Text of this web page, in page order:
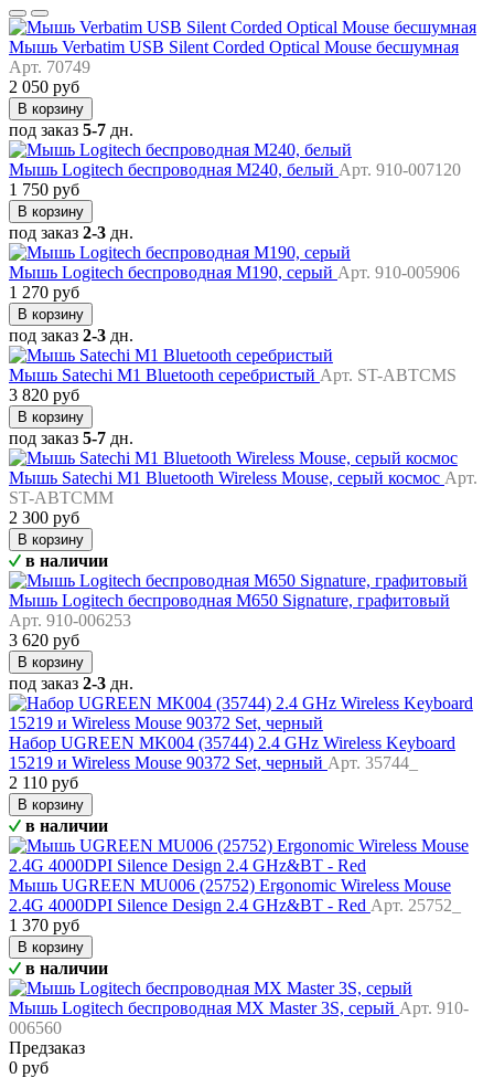
Мышь Verbatim USB Silent Corded Optical Mouse бесшумная
Арт. 70749
2 050 руб
В корзину
под заказ 5-7 дн.
Мышь Logitech беспроводная M240, белый Арт. 910-007120
1 750 руб
В корзину
под заказ 2-3 дн.
Мышь Logitech беспроводная M190, cерый Арт. 910-005906
1 270 руб
В корзину
под заказ 2-3 дн.
Мышь Satechi M1 Bluetooth серебристый Арт. ST-ABTCMS
3 820 руб
В корзину
под заказ 5-7 дн.
Мышь Satechi M1 Bluetooth Wireless Mouse, серый космос Арт.
ST-ABTCMM
2 300 руб
В корзину
в наличии
Мышь Logitech беспроводная M650 Signature, графитовый
Арт. 910-006253
3 620 руб
В корзину
под заказ 2-3 дн.
Набор UGREEN MK004 (35744) 2.4 GHz Wireless Keyboard
15219 и Wireless Mouse 90372 Set, черный Арт. 35744_
2 110 руб
В корзину
в наличии
Мышь UGREEN MU006 (25752) Ergonomic Wireless Mouse
2.4G 4000DPI Silence Design 2.4 GHz&BT - Red Арт. 25752_
1 370 руб
В корзину
в наличии
Мышь Logitech беспроводная MX Master 3S, серый Арт. 910-
006560
Предзаказ
0 руб